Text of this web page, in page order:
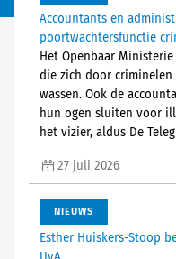
Accountants en
poortwachtersfunctie
Het Openbaar
die zich door
wassen. Ook de
hun ogen sluiten voor
het vizier, aldus De
27 juli 2026
NIEUWS
Esther Huiskers-Stoop